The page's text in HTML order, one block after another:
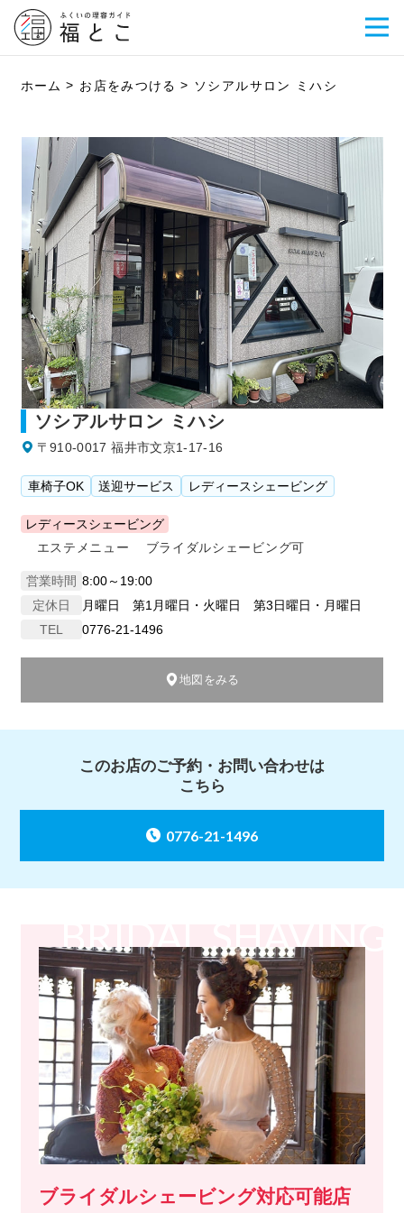
ホーム お店をみつける ソシアルサロン ミハシ
ソシアルサロン ミハシ
〒910-0017 福井市文京1-17-16
車椅子OK 送迎サービス レディースシェービング
レディースシェービング
エステメニュー
ブライダルシェービング可
営業時間 8:00～19:00
定休日
月曜日 第1月曜日・火曜日 第3日曜日・月曜日
TEL
0776-21-1496
地図をみる
このお店のご予約・お問い合わせは
こちら
0776-21-1496
BRIDAL SHAVING
ブライダルシェービング対応可能店